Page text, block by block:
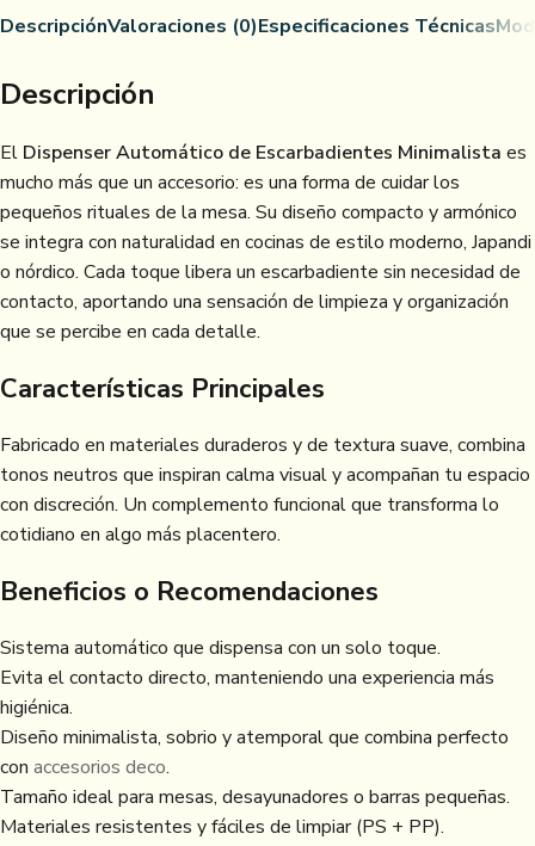
DescripciónValoraciones (0)Especificaciones Técnicas
Descripción
El Dispenser Automático de Escarbadientes Minimalista es
mucho más que un accesorio: es una forma de cuidar los
pequeños rituales de la mesa. Su diseño compacto y armónico
se integra con naturalidad en cocinas de estilo moderno, Japandi
o nórdico. Cada toque libera un escarbadiente sin necesidad de
contacto, aportando una sensación de limpieza y organización
que se percibe en cada detalle.
Características Principales
Fabricado en materiales duraderos y de textura suave, combina
tonos neutros que inspiran calma visual y acompañan tu espacio
con discreción. Un complemento funcional que transforma lo
cotidiano en algo más placentero.
Beneficios o Recomendaciones
Sistema automático que dispensa con un solo toque.
Evita el contacto directo, manteniendo una experiencia más
higiénica.
Diseño minimalista, sobrio y atemporal que combina perfecto
con accesorios deco.
Tamaño ideal para mesas, desayunadores o barras pequeñas.
Materiales resistentes y fáciles de limpiar (PS + PP).